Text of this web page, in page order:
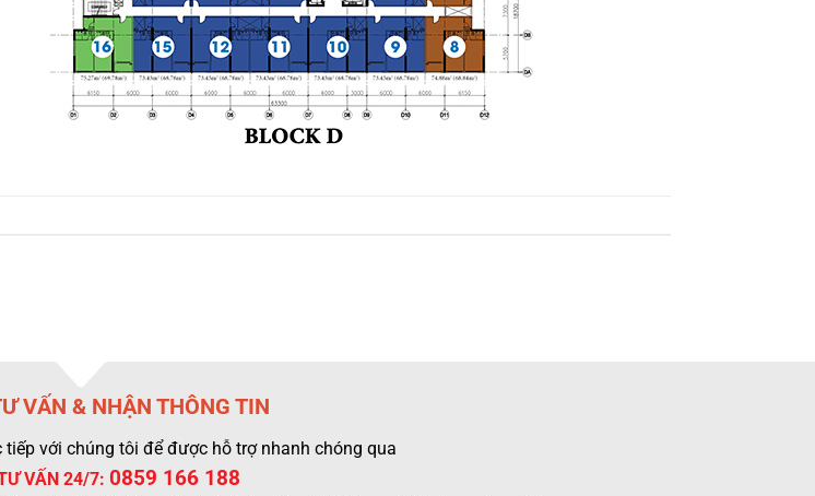
VẤN & NHẬN THÔNG TIN
với chúng tôi để được hỗ trợ nhanh chóng qua
VẤN 24/7: 0859 166 188